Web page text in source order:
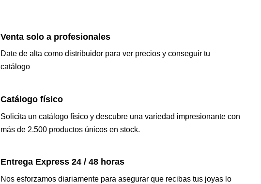
Venta solo a profesionales
Date de alta como distribuidor para ver precios y conseguir tu
catálogo
Catálogo físico
Solicita un catálogo físico y descubre una variedad impresionante con
más de 2.500 productos únicos en stock.
Entrega Express 24 / 48 horas
Nos esforzamos diariamente para asegurar que recibas tus joyas lo